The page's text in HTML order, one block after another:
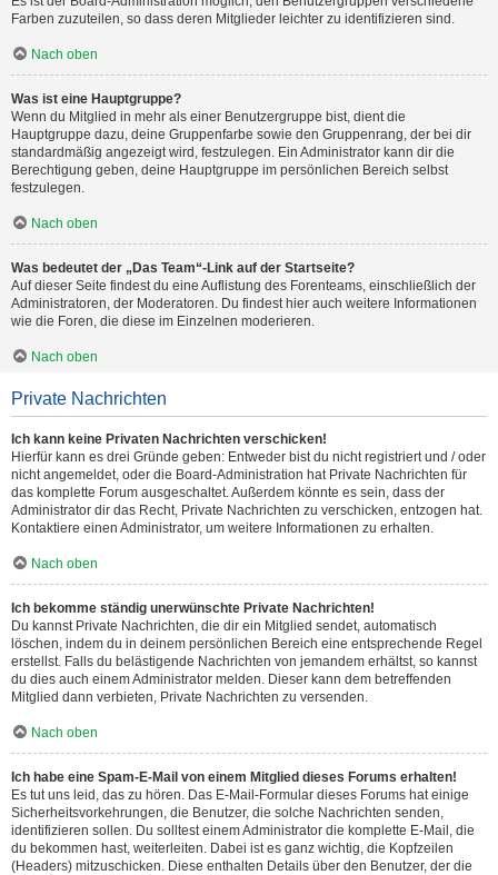
Farben zuzuteilen, so dass deren Mitglieder leichter zu identifizieren sind.
Nach oben
Was ist eine Hauptgruppe?
Wenn du Mitglied in mehr als einer Benutzergruppe bist, dient die
Hauptgruppe dazu, deine Gruppenfarbe sowie den Gruppenrang, der bei dir
standardmäßig angezeigt wird, festzulegen. Ein Administrator kann dir die
Berechtigung geben, deine Hauptgruppe im persönlichen Bereich selbst
festzulegen.
Nach oben
Was bedeutet der „Das Team“-Link auf der Startseite?
Auf dieser Seite findest du eine Auflistung des Forenteams, einschließlich der
Administratoren, der Moderatoren. Du findest hier auch weitere Informationen
wie die Foren, die diese im Einzelnen moderieren.
Nach oben
Private Nachrichten
Ich kann keine Privaten Nachrichten verschicken!
Hierfür kann es drei Gründe geben: Entweder bist du nicht registriert und / oder
nicht angemeldet, oder die Board-Administration hat Private Nachrichten für
das komplette Forum ausgeschaltet. Außerdem könnte es sein, dass der
Administrator dir das Recht, Private Nachrichten zu verschicken, entzogen hat.
Kontaktiere einen Administrator, um weitere Informationen zu erhalten.
Nach oben
Ich bekomme ständig unerwünschte Private Nachrichten!
Du kannst Private Nachrichten, die dir ein Mitglied sendet, automatisch
löschen, indem du in deinem persönlichen Bereich eine entsprechende Regel
erstellst. Falls du belästigende Nachrichten von jemandem erhältst, so kannst
du dies auch einem Administrator melden. Dieser kann dem betreffenden
Mitglied dann verbieten, Private Nachrichten zu versenden.
Nach oben
Ich habe eine Spam-E-Mail von einem Mitglied dieses Forums erhalten!
Es tut uns leid, das zu hören. Das E-Mail-Formular dieses Forums hat einige
Sicherheitsvorkehrungen, die Benutzer, die solche Nachrichten senden,
identifizieren sollen. Du solltest einem Administrator die komplette E-Mail, die
du bekommen hast, weiterleiten. Dabei ist es ganz wichtig, die Kopfzeilen
(Headers) mitzuschicken. Diese enthalten Details über den Benutzer, der die